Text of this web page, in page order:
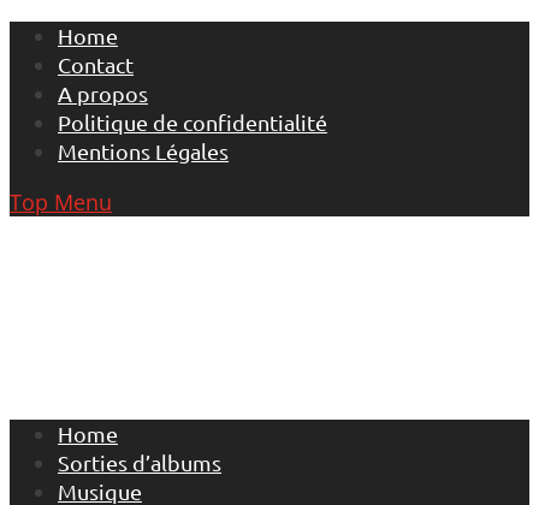
Skip
content
Home
Contact
A propos
Politique de confidentialité
Mentions Légales
Top Menu
Home
Sorties d’albums
Musique